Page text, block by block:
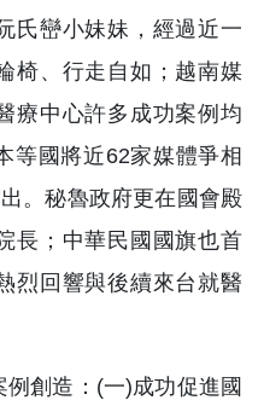
氏巒小妹妹，經過近一
椅、行走自如；越南媒
療中心許多成功案例均
等國將近62家媒體爭相
。秘魯政府更在國會殿
長；中華民國國旗也首
烈回響與後續來台就醫
創造：(一)成功促進國